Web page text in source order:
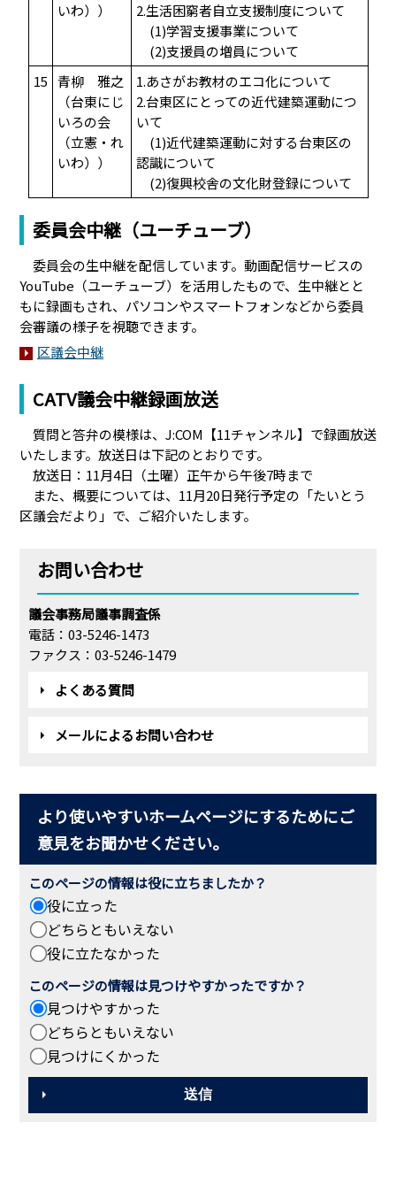
いわ））
2.生活困窮者自立支援制度について
(1)学習支援事業について
(2)支援員の増員について
15 青柳 雅之
（台東にじ
いろの会
（立憲・れ
いわ））
1.あさがお教材のエコ化について
2.台東区にとっての近代建築運動につ
いて
(1)近代建築運動に対する台東区の
認識について
(2)復興校舎の文化財登録について
委員会中継（ユーチューブ）
委員会の生中継を配信しています。動画配信サービスの
YouTube（ユーチューブ）を活用したもので、生中継とと
もに録画もされ、パソコンやスマートフォンなどから委員
会審議の様子を視聴できます。
区議会中継
CATV議会中継録画放送
質問と答弁の模様は、J:COM【11チャンネル】で録画放送
いたします。放送日は下記のとおりです。
放送日：11月4日（土曜）正午から午後7時まで
また、概要については、11月20日発行予定の「たいとう
区議会だより」で、ご紹介いたします。
お問い合わせ
議会事務局議事調査係
電話：03-5246-1473
ファクス：03-5246-1479
よくある質問
メールによるお問い合わせ
より使いやすいホームページにするためにご
意見をお聞かせください。
このページの情報は役に立ちましたか？
役に立った
どちらともいえない
役に立たなかった
このページの情報は見つけやすかったですか？
見つけやすかった
どちらともいえない
見つけにくかった